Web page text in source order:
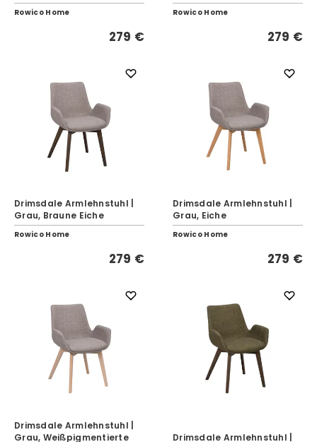
Rowico Home
279 €
Rowico Home
279 €
Drimsdale Armlehnstuhl |
Grau, Braune Eiche
Rowico Home
279 €
Drimsdale Armlehnstuhl |
Grau, Eiche
Rowico Home
279 €
Drimsdale Armlehnstuhl |
Grau, Weißpigmentierte
Drimsdale Armlehnstuhl |